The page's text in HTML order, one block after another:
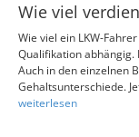
Wie viel
Wie viel ein LKW-
Qualifikation
Auch in den einzelnen
Gehaltsunterschiede.
weiterlesen